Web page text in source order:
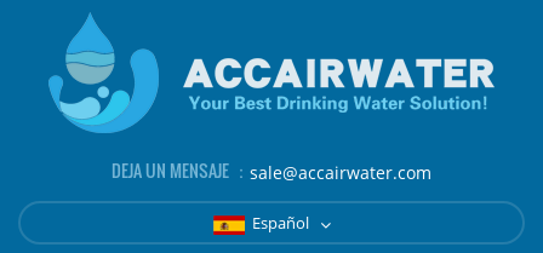
DEJA UN MENSAJE ： sale@accairwater.com
Español